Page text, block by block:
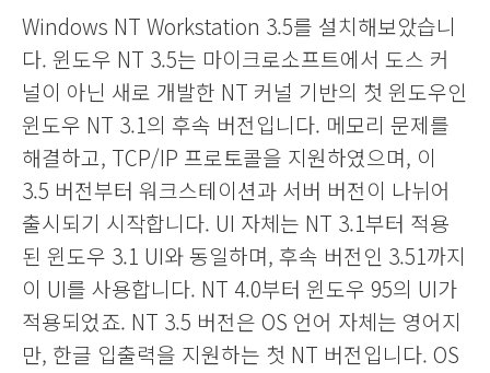
Windows NT Workstation 3.5를 설치해보았습니
다. 윈도우 NT 3.5는 마이크로소프트에서 도스 커
널이 아닌 새로 개발한 NT 커널 기반의 첫 윈도우인
윈도우 NT 3.1의 후속 버전입니다. 메모리 문제를
해결하고, TCP/IP 프로토콜을 지원하였으며, 이
3.5 버전부터 워크스테이션과 서버 버전이 나뉘어
출시되기 시작합니다. UI 자체는 NT 3.1부터 적용
된 윈도우 3.1 UI와 동일하며, 후속 버전인 3.51까지
이 UI를 사용합니다. NT 4.0부터 윈도우 95의 UI가
적용되었죠. NT 3.5 버전은 OS 언어 자체는 영어지
만, 한글 입출력을 지원하는 첫 NT 버전입니다. OS